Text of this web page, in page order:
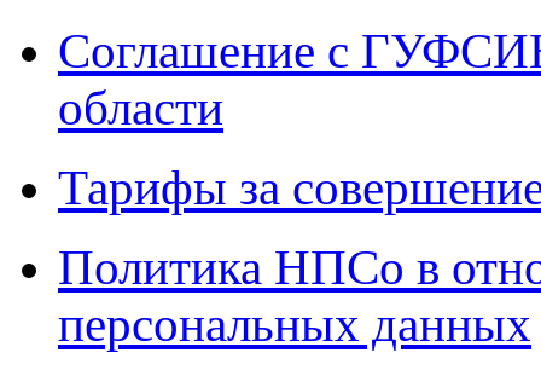
Соглашение с
области
Тарифы за
Политика НПСо в
персональных данных